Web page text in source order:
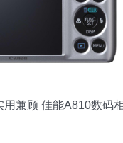
用兼顾 佳能A810数码